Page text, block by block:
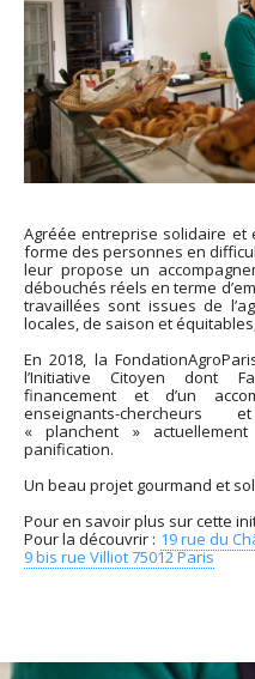
Agréée entreprise solidaire et
forme des personnes en
leur propose un
débouchés réels en terme
travaillées sont issues de
locales, de saison et
En 2018, la
l’Initiative Citoyen dont
financement et d’un
enseignants-chercheurs
« planchent »
panification.
Un beau projet gourmand et
Pour en savoir plus sur cette
Pour la découvrir : 19 rue du
9 bis rue Villiot 75012 Paris